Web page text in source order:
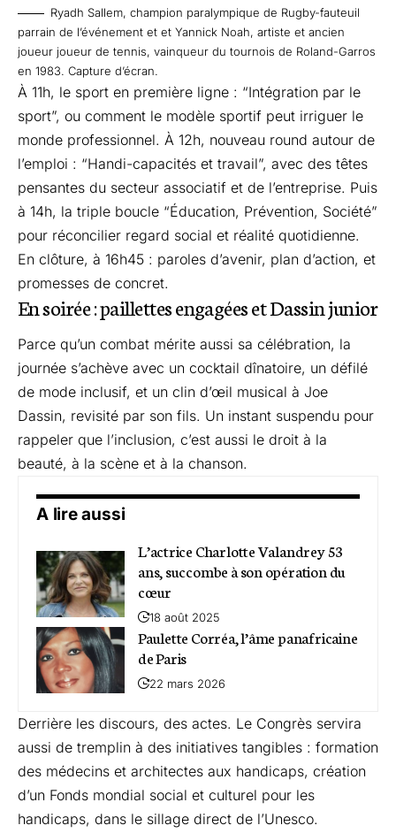
Ryadh Sallem, champion paralympique de Rugby-fauteuil
parrain de l’événement et et Yannick Noah, artiste et ancien
joueur joueur de tennis, vainqueur du tournois de Roland-Garros
en 1983. Capture d’écran.
À 11h, le sport en première ligne : “Intégration par le
sport”, ou comment le modèle sportif peut irriguer le
monde professionnel. À 12h, nouveau round autour de
l’emploi : “Handi-capacités et travail”, avec des têtes
pensantes du secteur associatif et de l’entreprise. Puis
à 14h, la triple boucle “Éducation, Prévention, Société”
pour réconcilier regard social et réalité quotidienne.
En clôture, à 16h45 : paroles d’avenir, plan d’action, et
promesses de concret.
En soirée : paillettes engagées et Dassin junior
Parce qu’un combat mérite aussi sa célébration, la
journée s’achève avec un cocktail dînatoire, un défilé
de mode inclusif, et un clin d’œil musical à Joe
Dassin, revisité par son fils. Un instant suspendu pour
rappeler que l’inclusion, c’est aussi le droit à la
beauté, à la scène et à la chanson.
A lire aussi
L’actrice Charlotte Valandrey 53
ans, succombe à son opération du
cœur
18 août 2025
Paulette Corréa, l’âme panafricaine
de Paris
22 mars 2026
Derrière les discours, des actes. Le Congrès servira
aussi de tremplin à des initiatives tangibles : formation
des médecins et architectes aux handicaps, création
d’un Fonds mondial social et culturel pour les
handicaps, dans le sillage direct de l’Unesco.